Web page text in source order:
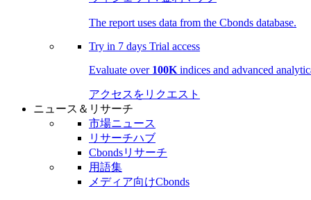
The report uses data from the Cbonds database.
Try in 7 days Trial access
Evaluate over 100K indices and advanced
アクセスをリクエスト
ニュース＆リサーチ
市場ニュース
リサーチハブ
Cbondsリサーチ
用語集
メディア向けCbonds